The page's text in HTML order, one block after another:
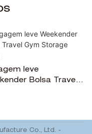
leve
Bolsa Travel
Co., Ltd. -